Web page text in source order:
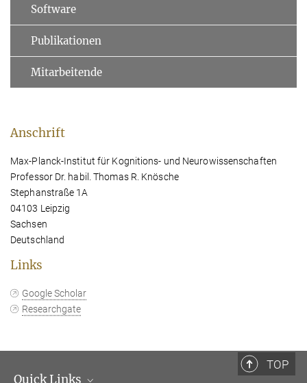
Software
Publikationen
Mitarbeitende
Anschrift
Max-Planck-Institut für Kognitions- und Neurowissenschaften
Professor Dr. habil. Thomas R. Knösche
Stephanstraße 1A
04103 Leipzig
Sachsen
Deutschland
Links
Google Scholar
Researchgate
TOP
Quick Links